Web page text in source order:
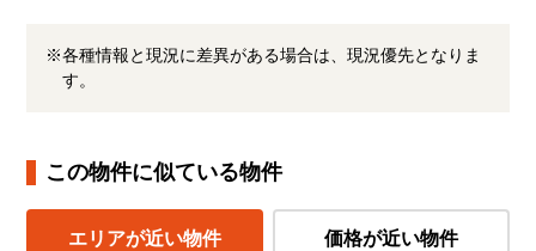
※各種情報と現況に差異がある場合は、現況優先となりま
す。
この物件に似ている物件
エリアが近い物件 価格が近い物件